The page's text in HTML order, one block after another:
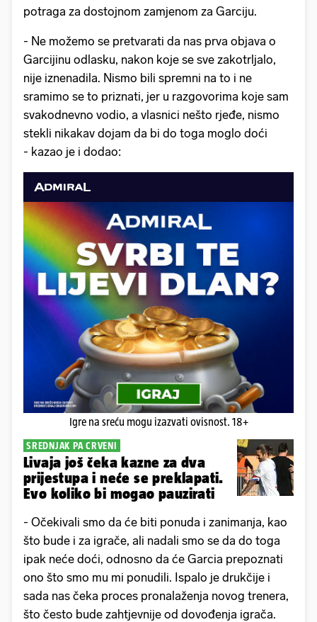
potraga za dostojnom zamjenom za Garciju.
- Ne možemo se pretvarati da nas prva objava o
Garcijinu odlasku, nakon koje se sve zakotrljalo,
nije iznenadila. Nismo bili spremni na to i ne
sramimo se to priznati, jer u razgovorima koje sam
svakodnevno vodio, a vlasnici nešto rjeđe, nismo
stekli nikakav dojam da bi do toga moglo doći
- kazao je i dodao:
Igre na sreću mogu izazvati ovisnost. 18+
SREDNJAK PA CRVENI
Livaja još čeka kazne za dva
prijestupa i neće se preklapati.
Evo koliko bi mogao pauzirati
- Očekivali smo da će biti ponuda i zanimanja, kao
što bude i za igrače, ali nadali smo se da do toga
ipak neće doći, odnosno da će Garcia prepoznati
ono što smo mu mi ponudili. Ispalo je drukčije i
sada nas čeka proces pronalaženja novog trenera,
što često bude zahtjevnije od dovođenja igrača.